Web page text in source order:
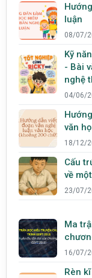
luận
08/07/
Kỹ
- Bài
nghệ
04/06/
văn
18/12/
Cấu
về
23/07/
Ma
16/07/
Rèn